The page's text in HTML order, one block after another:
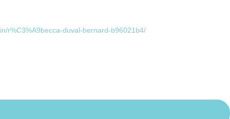
r%C3%A9becca-duval-bernard-b96021b4/